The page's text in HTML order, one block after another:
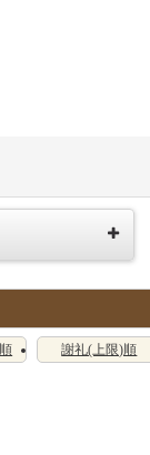
謝礼(上限)順